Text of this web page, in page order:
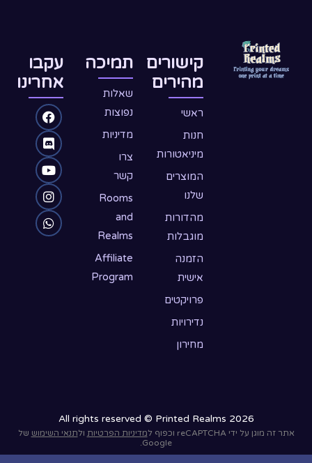
קישורים
מהירים
ראשי
חנות
מיניאטורות
המוצרים
שלנו
מהדורות
מוגבלות
הזמנה
אישית
פרויקטים
נדירויות
מחירון
תמיכה
שאלות
נפוצות
מדיניות
צרו
קשר
Rooms
and
Realms
Affiliate
Program
עקבו
אחרינו
F
a
c
e
b
o
o
D
i
s
c
o
r
d
Y
o
u
t
u
b
e
I
n
s
t
a
g
r
W
h
a
t
s
a
p
All rights reserved © Printed Realms 2026
אתר זה מוגן על ידי reCAPTCHA וכפוף ל מדיניות הפרטיות ולתנאי השימוש של
Google.